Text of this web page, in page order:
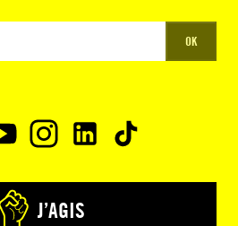
OK
J’AGIS